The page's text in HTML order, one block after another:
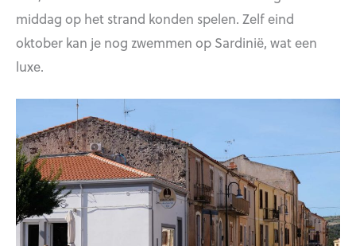
middag op het strand konden spelen. Zelf eind
oktober kan je nog zwemmen op Sardinië, wat een
luxe.